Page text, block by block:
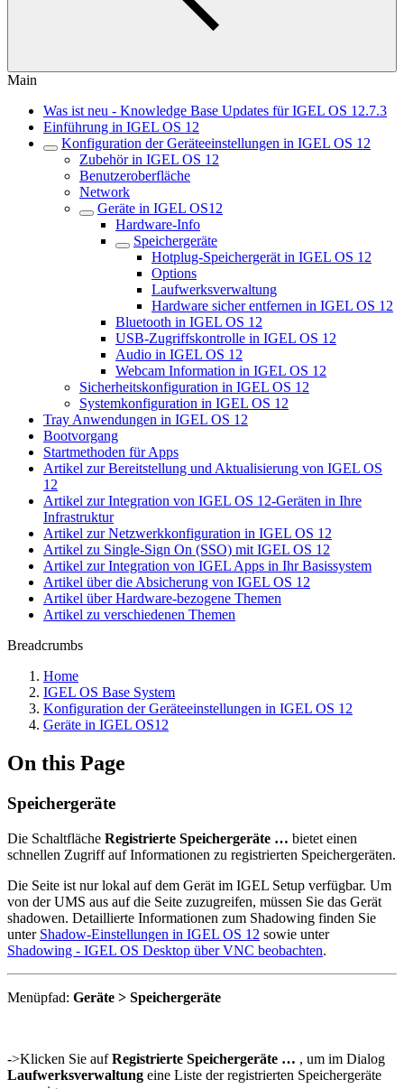
Main
Was ist neu - Knowledge Base Updates für IGEL OS 12.7.3
Einführung in IGEL OS 12
Konfiguration der Geräteeinstellungen in IGEL OS 12
Zubehör in IGEL OS 12
Benutzeroberfläche
Network
Geräte in IGEL OS12
Hardware-Info
Speichergeräte
Hotplug-Speichergerät in IGEL OS 12
Options
Laufwerksverwaltung
Hardware sicher entfernen in IGEL OS 12
Bluetooth in IGEL OS 12
USB-Zugriffskontrolle in IGEL OS 12
Audio in IGEL OS 12
Webcam Information in IGEL OS 12
Sicherheitskonfiguration in IGEL OS 12
Systemkonfiguration in IGEL OS 12
Tray Anwendungen in IGEL OS 12
Bootvorgang
Startmethoden für Apps
Artikel zur Bereitstellung und Aktualisierung von IGEL OS
12
Artikel zur Integration von IGEL OS 12-Geräten in Ihre
Infrastruktur
Artikel zur Netzwerkkonfiguration in IGEL OS 12
Artikel zu Single-Sign On (SSO) mit IGEL OS 12
Artikel zur Integration von IGEL Apps in Ihr Basissystem
Artikel über die Absicherung von IGEL OS 12
Artikel über Hardware-bezogene Themen
Artikel zu verschiedenen Themen
Breadcrumbs
Home
IGEL OS Base System
Konfiguration der Geräteeinstellungen in IGEL OS 12
Geräte in IGEL OS12
On this Page
Speichergeräte
Die Schaltfläche Registrierte Speichergeräte … bietet einen
schnellen Zugriff auf Informationen zu registrierten Speichergeräten.
Die Seite ist nur lokal auf dem Gerät im IGEL Setup verfügbar. Um
von der UMS aus auf die Seite zuzugreifen, müssen Sie das Gerät
shadowen. Detaillierte Informationen zum Shadowing finden Sie
unter Shadow-Einstellungen in IGEL OS 12 sowie unter
Shadowing - IGEL OS Desktop über VNC beobachten.
Menüpfad: Geräte > Speichergeräte
->Klicken Sie aufRegistrierte Speichergeräte … , um im Dialog
Laufwerksverwaltung eine Liste der registrierten Speichergeräte